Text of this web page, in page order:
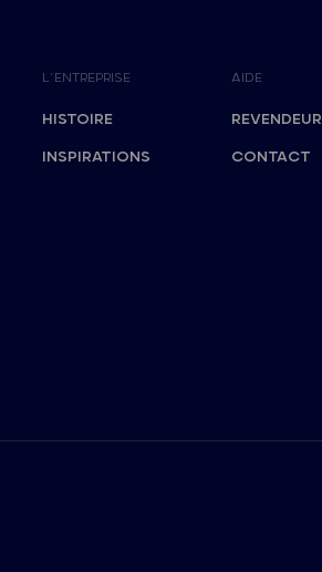
L’ENTREPRISE
HISTOIRE
INSPIRATIONS
AIDE
CONTACT